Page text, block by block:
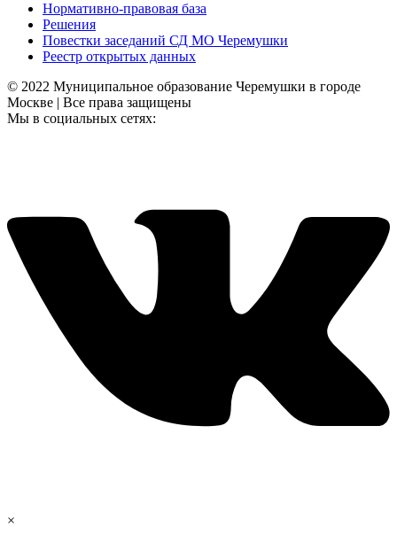
Нормативно-правовая база
Решения
Повестки заседаний СД МО Черемушки
Реестр открытых данных
© 2022 Муниципальное образование Черемушки в городе
Москве | Все права защищены
Мы в социальных сетях:
×